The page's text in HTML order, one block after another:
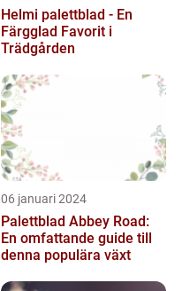
Helmi palettblad - En
Färgglad Favorit i
Trädgården
06 januari 2024
Palettblad Abbey Road:
En omfattande guide till
denna populära växt